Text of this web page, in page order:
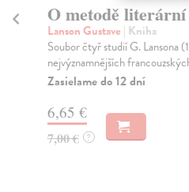
Literatura.
Dálného východu 1
kolektív autorov| Kniha
Soubor statí a překladů z
určený odborné i laické
5,30 €